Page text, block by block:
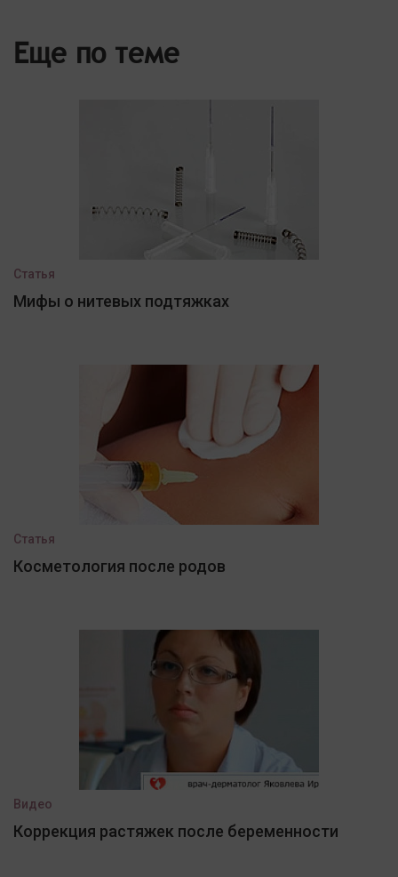
Еще по теме
Статья
Мифы о нитевых подтяжках
Статья
Косметология после родов
Видео
Коррекция растяжек после беременности